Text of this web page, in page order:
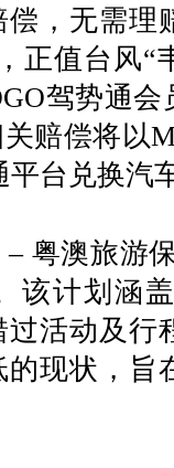
，无需理
正值台风“
驾势通
赔偿将以
平台兑换汽
– 粤澳旅游
该计划涵
活动及行
的现状，